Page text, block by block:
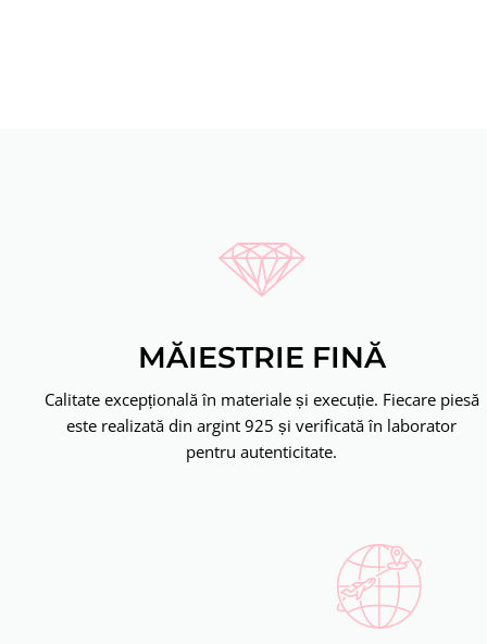
MĂIESTRIE FINĂ
Calitate excepțională în materiale și execuție. Fiecare piesă
este realizată din argint 925 și verificată în laborator
pentru autenticitate.